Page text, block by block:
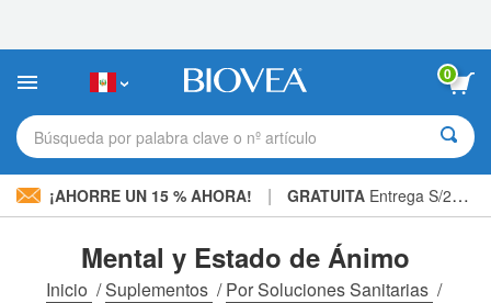
sitio
incluye
sistema
de
0
Búsqueda por palabra clave o nº artículo
¡AHORRE UN 15 % AHORA! | GRATUITA Entrega S/234.00 »
Mental y Estado de Ánimo
Inicio /Suplementos /Por Soluciones Sanitarias /